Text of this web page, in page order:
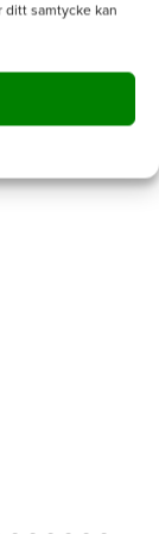
ditt samtycke kan